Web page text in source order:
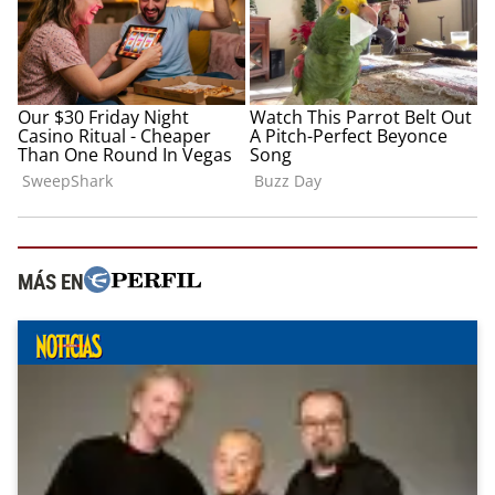
MÁS EN